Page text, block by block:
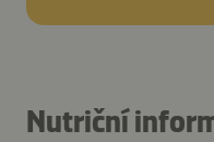
Nutriční